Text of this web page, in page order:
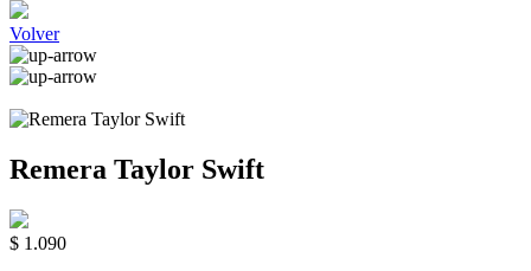
Volver
Remera Taylor Swift
$ 1.090